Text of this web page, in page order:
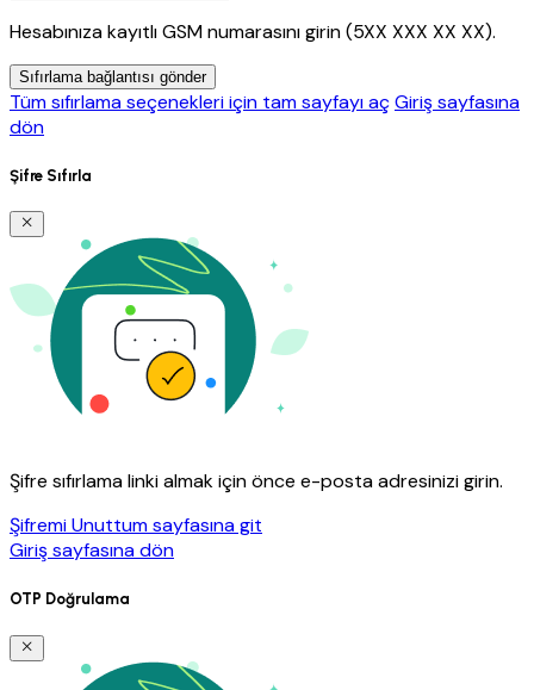
Hesabınıza kayıtlı GSM numarasını girin (5XX XXX XX XX).
Sıfırlama bağlantısı gönder
Tüm sıfırlama seçenekleri için tam sayfayı açGiriş sayfasına
dön
Şifre Sıfırla
Şifre sıfırlama linki almak için önce e-posta adresinizi girin.
Şifremi Unuttum sayfasına git
Giriş sayfasına dön
OTP Doğrulama